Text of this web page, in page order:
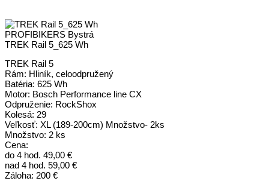
PROFIBIKERS Bystrá
TREK Rail 5_625 Wh
TREK Rail 5
Rám: Hliník, celoodpružený
Batéria: 625 Wh
Motor: Bosch Performance line CX
Odpruženie: RockShox
Kolesá: 29
Veľkosť: XL (189-200cm) Množstvo- 2ks
Množstvo: 2 ks
Cena:
do 4 hod. 49,00 €
nad 4 hod. 59,00 €
Záloha: 200 €